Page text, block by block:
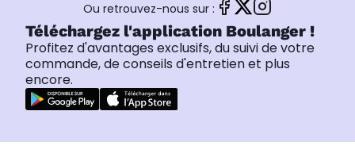
Ou retrouvez-nous sur :
Téléchargez l'application Boulanger !
Profitez d'avantages exclusifs, du suivi de votre
commande, de conseils d'entretien et plus
encore.